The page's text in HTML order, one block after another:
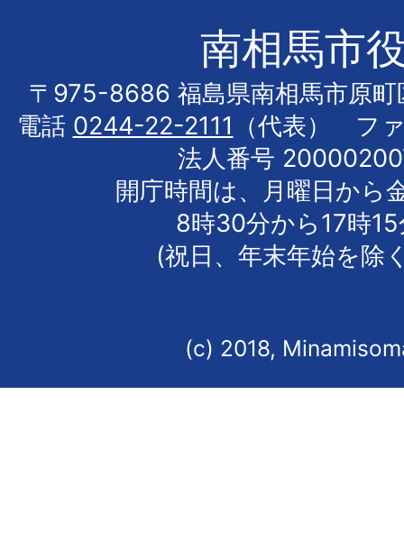
南相馬市
〒975-8686 福島県南相馬市原町
電話 0244-22-2111
（代表） フ
法人番号
開庁時間は、月曜日から
8時30分から17時
(祝日、年末年始を除
(c) 2018,